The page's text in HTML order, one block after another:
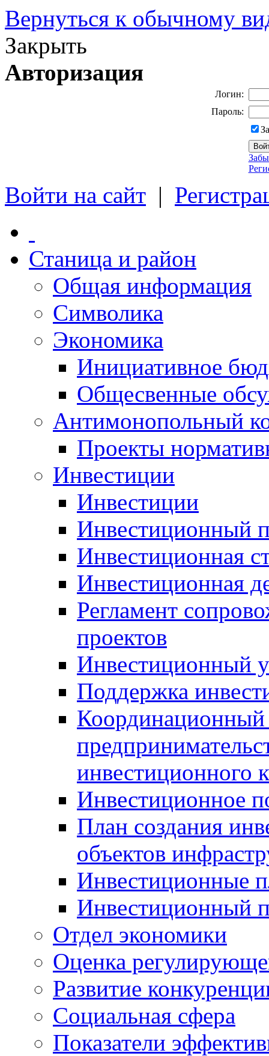
Вернуться к обычному
Закрыть
Авторизация
Логин:
Пароль:
Войти на сайт |
Станица и район
Общая информация
Символика
Экономика
Инициативное
Общесвенные
Антимонопольный
Проекты
Инвестиции
Инвестиции
Инвестиционный
Инвестиционная
Инвестиционная
Регламент
проектов
Инвестиционный
Поддержка
Координационный
инвестиционного
Инвестиционное
План создания
объектов
Инвестиционные
Инвестиционный
Отдел экономики
Оценка
Развитие
Социальная сфера
Показатели